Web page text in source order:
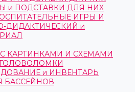
и ПОДСТАВКИ ДЛЯ НИХ
ИГРЫ И
ДИДАКТИЧЕСКИЙ и
КАРТИНКАМИ И СХЕМАМИ
и ИНВЕНТАРЬ
БАССЕЙНОВ